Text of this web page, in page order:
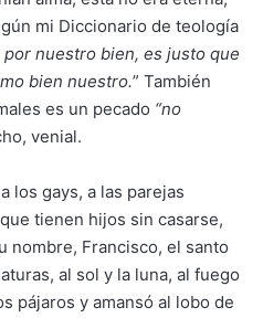
mi Diccionario de teología
nuestro bien, es justo que
bien nuestro.” También
es un pecado “no
venial.
los gays, a las parejas
tienen hijos sin casarse,
nombre, Francisco, el santo
al sol y la luna, al fuego
pájaros y amansó al lobo de